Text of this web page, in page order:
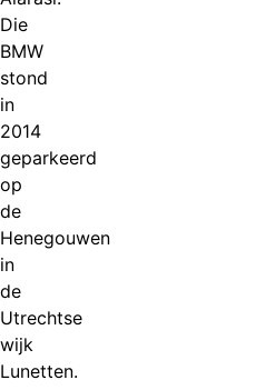
Die
BMW
stond
in
2014
geparkeerd
op
de
Henegouwen
in
de
Utrechtse
wijk
Lunetten.